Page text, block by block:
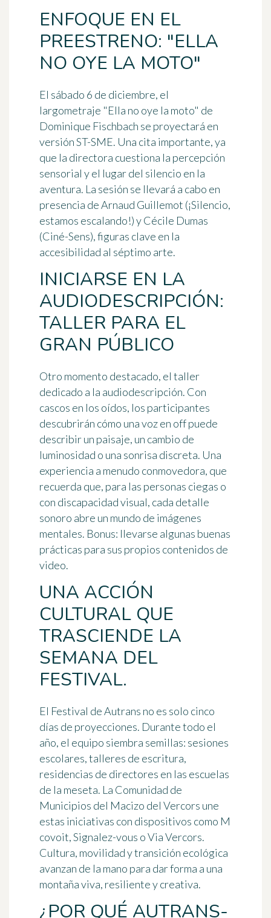
ENFOQUE EN EL
PREESTRENO: "ELLA
NO OYE LA MOTO"
El sábado 6 de diciembre, el
largometraje "Ella no oye la moto" de
Dominique Fischbach se proyectará en
versión ST-SME. Una cita importante, ya
que la directora cuestiona la percepción
sensorial y el lugar del silencio en la
aventura. La sesión se llevará a cabo en
presencia de Arnaud Guillemot (¡Silencio,
estamos escalando!) y Cécile Dumas
(Ciné-Sens), figuras clave en la
accesibilidad al séptimo arte.
INICIARSE EN LA
AUDIODESCRIPCIÓN:
TALLER PARA EL
GRAN PÚBLICO
Otro momento destacado, el taller
dedicado a la audiodescripción. Con
cascos en los oídos, los participantes
descubrirán cómo una voz en off puede
describir un paisaje, un cambio de
luminosidad o una sonrisa discreta. Una
experiencia a menudo conmovedora, que
recuerda que, para las personas ciegas o
con discapacidad visual, cada detalle
sonoro abre un mundo de imágenes
mentales. Bonus: llevarse algunas buenas
prácticas para sus propios contenidos de
video.
UNA ACCIÓN
CULTURAL QUE
TRASCIENDE LA
SEMANA DEL
FESTIVAL.
El Festival de Autrans no es solo cinco
días de proyecciones. Durante todo el
año, el equipo siembra semillas: sesiones
escolares, talleres de escritura,
residencias de directores en las escuelas
de la meseta. La Comunidad de
Municipios del Macizo del Vercors une
estas iniciativas con dispositivos como M
covoit, Signalez-vous o Via Vercors.
Cultura, movilidad y transición ecológica
avanzan de la mano para dar forma a una
montaña viva, resiliente y creativa.
¿POR QUÉ AUTRANS-